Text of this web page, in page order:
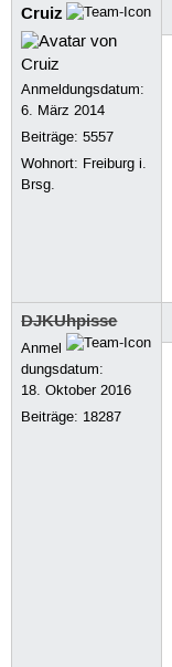
Cruiz
Anmeldungsdatum:
6. März 2014
Beiträge:5557
Wohnort: Freiburg i.
Brsg.
DJKUhpisse
Anmel
dungsdatum:
18. Oktober 2016
Beiträge: 18287